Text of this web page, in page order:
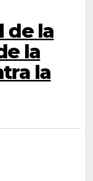
de la
la
la